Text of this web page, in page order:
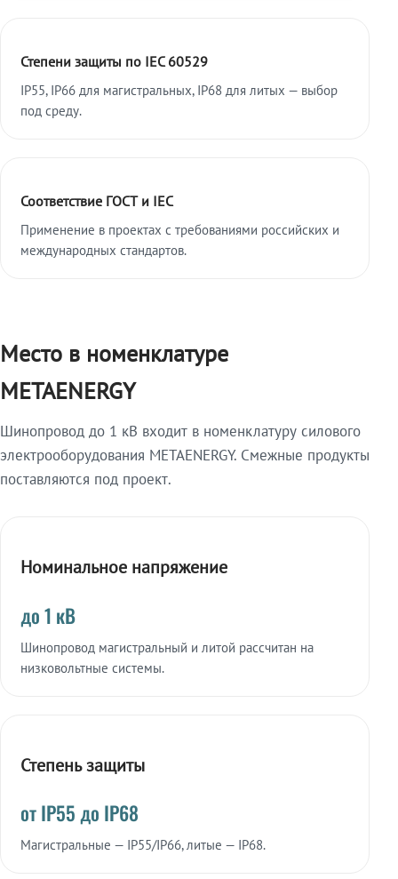
Степени защиты по IEC 60529
IP55, IP66 для магистральных, IP68 для литых — выбор
под среду.
Соответствие ГОСТ и IEC
Применение в проектах с требованиями российских и
международных стандартов.
Место в номенклатуре
METAENERGY
Шинопровод до 1 кВ входит в номенклатуру силового
электрооборудования METAENERGY. Смежные продукты
поставляются под проект.
Номинальное напряжение
до 1 кВ
Шинопровод магистральный и литой рассчитан на
низковольтные системы.
Степень защиты
от IP55 до IP68
Магистральные — IP55/IP66, литые — IP68.